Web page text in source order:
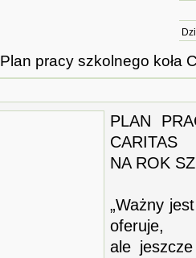
Plan pracy szkolnego koła
PLAN
CARITAS
NA ROK
„Ważny
oferuje,
ale